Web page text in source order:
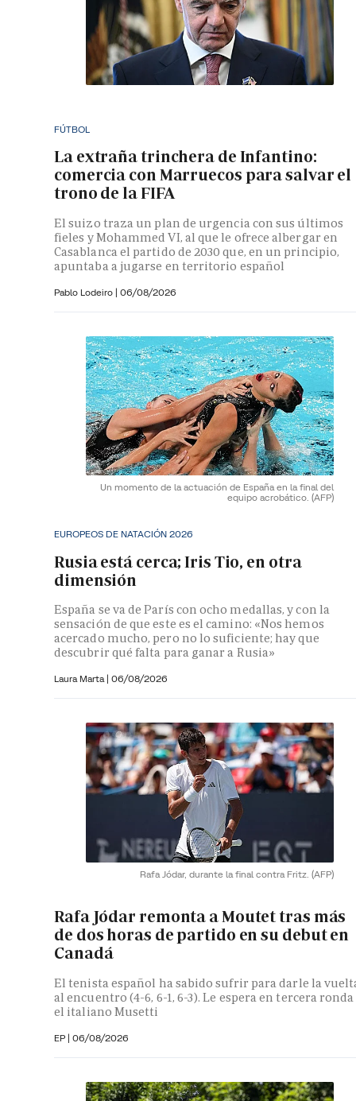
FÚTBOL
La extraña trinchera de Infantino:
comercia con Marruecos para salvar el
trono de la FIFA
El suizo traza un plan de urgencia con sus últimos
fieles y Mohammed VI, al que le ofrece albergar en
Casablanca el partido de 2030 que, en un principio,
apuntaba a jugarse en territorio español
Pablo Lodeiro | 06/08/2026
Un momento de la actuación de España en la final del
equipo acrobático. (AFP)
EUROPEOS DE NATACIÓN 2026
Rusia está cerca; Iris Tio, en otra
dimensión
España se va de París con ocho medallas, y con la
sensación de que este es el camino: «Nos hemos
acercado mucho, pero no lo suficiente; hay que
descubrir qué falta para ganar a Rusia»
Laura Marta | 06/08/2026
Rafa Jódar, durante la final contra Fritz. (AFP)
Rafa Jódar remonta a Moutet tras más
de dos horas de partido en su debut en
Canadá
El tenista español ha sabido sufrir para darle la
al encuentro (4-6, 6-1, 6-3). Le espera en tercera ronda
el italiano Musetti
EP | 06/08/2026